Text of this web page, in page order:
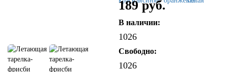
189 руб.
В наличии:
1026
Свободно:
1026